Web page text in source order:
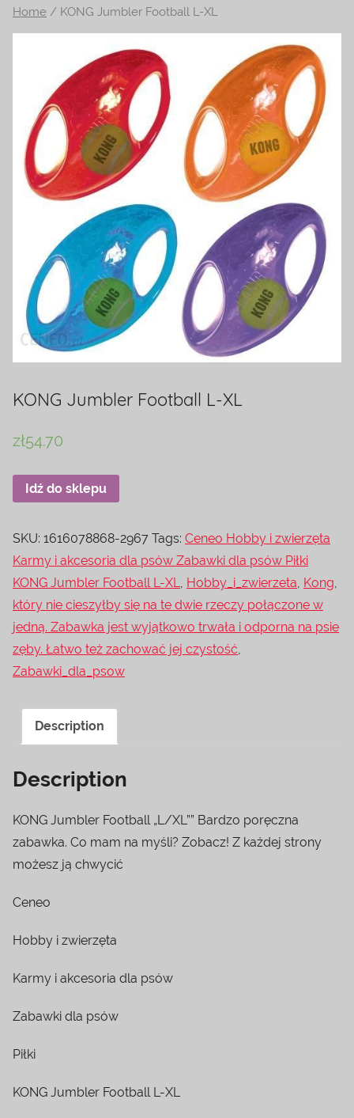
na
temat
akwarystyki.
Zapraszamy!
Home / KONG Jumbler Football L-XL
KONG Jumbler Football L-XL
zł54.70
Idź do sklepu
SKU: 1616078868-2967 Tags: Ceneo Hobby i zwierzęta
Karmy i akcesoria dla psów Zabawki dla psów Piłki
KONG Jumbler Football L-XL, Hobby_i_zwierzeta, Kong,
który nie cieszyłby się na te dwie rzeczy połączone w
jedną. Zabawka jest wyjątkowo trwała i odporna na psie
zęby. Łatwo też zachować jej czystość,
Zabawki_dla_psow
Description
Description
KONG Jumbler Football „L/XL”” Bardzo poręczna
zabawka. Co mam na myśli? Zobacz! Z każdej strony
możesz ją chwycić
Ceneo
Hobby i zwierzęta
Karmy i akcesoria dla psów
Zabawki dla psów
Piłki
KONG Jumbler Football L-XL